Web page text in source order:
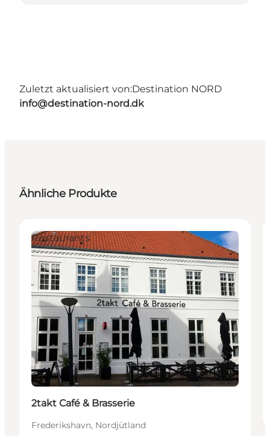
Zuletzt aktualisiert von:Destination NORD
info@destination-nord.dk
Ähnliche Produkte
Restaurants
2takt Café & Brasserie
Frederikshavn, Nordjütland